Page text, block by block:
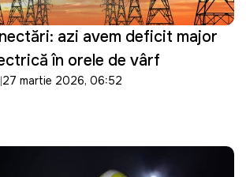
azi avem deficit major
în orele de vârf
27 martie 2026, 06:52